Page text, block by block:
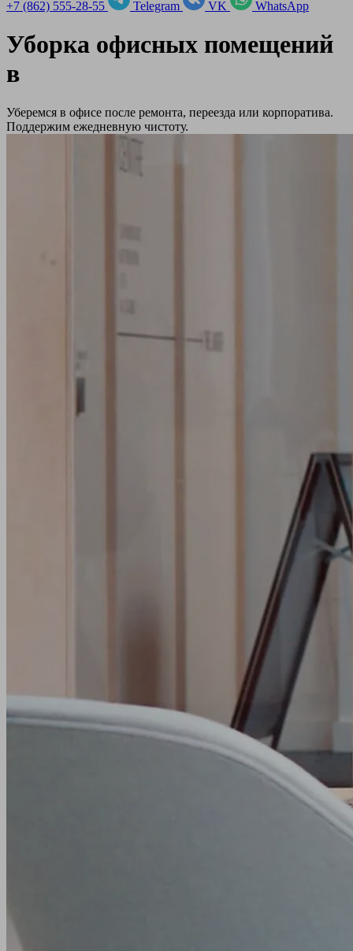
+7 (862) 555-28-55 Telegram VK WhatsApp
Уборка офисных помещений
в
Уберемся в офисе после ремонта, переезда или корпоратива.
Поддержим ежедневную чистоту.